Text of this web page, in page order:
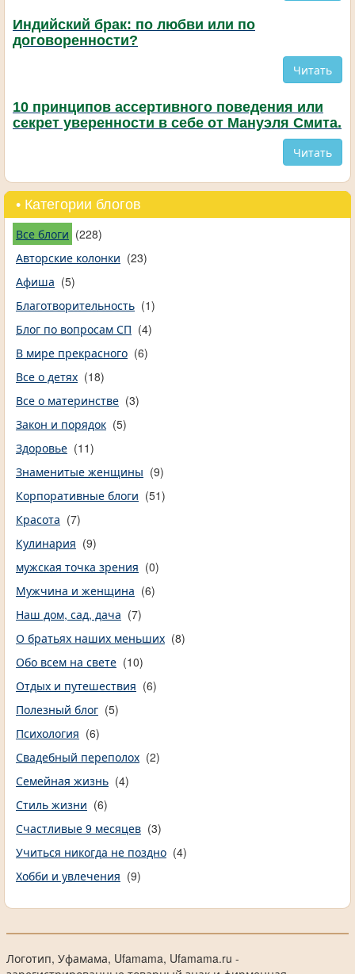
Индийский брак: по любви или по
договоренности?
Читать
10 принципов ассертивного поведения или
секрет уверенности в себе от Мануэля Смита.
Читать
• Категории блогов
Все блоги (228)
Авторские колонки (23)
Афиша (5)
Благотворительность (1)
Блог по вопросам СП (4)
В мире прекрасного (6)
Все о детях (18)
Все о материнстве (3)
Закон и порядок (5)
Здоровье (11)
Знаменитые женщины (9)
Корпоративные блоги (51)
Красота (7)
Кулинария (9)
мужская точка зрения (0)
Мужчина и женщина (6)
Наш дом, сад, дача (7)
О братьях наших меньших (8)
Обо всем на свете (10)
Отдых и путешествия (6)
Полезный блог (5)
Психология (6)
Свадебный переполох (2)
Семейная жизнь (4)
Стиль жизни (6)
Счастливые 9 месяцев (3)
Учиться никогда не поздно (4)
Хобби и увлечения (9)
Логотип, Уфамама, Ufamama, Ufamama.ru -